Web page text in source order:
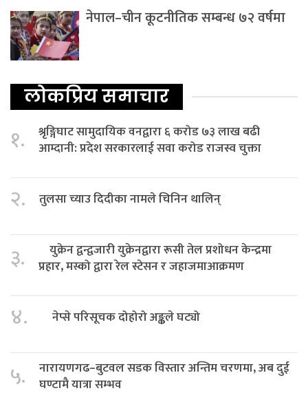
नेपाल–चीन कूटनीतिक सम्बन्ध ७२ वर्षमा
लोकप्रिय समाचार
१.
श्रृङ्गिघाट सामुदायिक वनद्वारा ६ करोड ७३ लाख बढी
आम्दानी: प्रदेश सरकारलाई सवा करोड राजस्व चुक्ता
२. तुलसा च्याउ दिदीका नामले चिनिन थालिन्
३.
युक्रेन द्वन्द्वजारी युक्रेनद्वारा रूसी तेल प्रशोधन केन्द्रमा
प्रहार, मस्को द्वारा रेल स्टेसन र जहाजमाआक्रमण
४. नेप्से परिसूचक दोहोरो अङ्कले घट्यो
५.
नारायणगढ–बुटवल सडक विस्तार अन्तिम चरणमा, अब दुई
घण्टामै यात्रा सम्भव